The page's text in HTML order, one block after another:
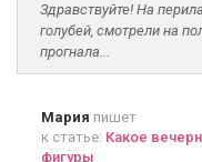
Здравствуйте! На
голубей, смотрели на
прогнала...
Мария пишет
к статье: Какое
фигуры